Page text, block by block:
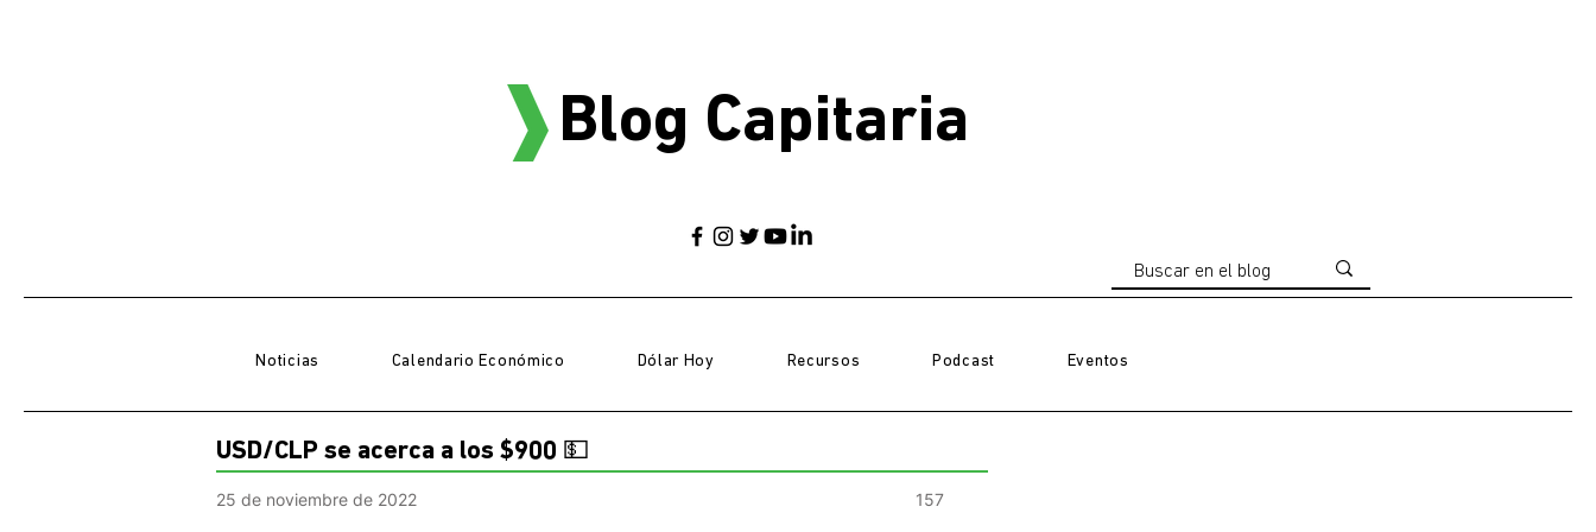
Blog Capitaria
Noticias Calendario Económico Dólar Hoy Recursos Podcast Eventos
USD/CLP se acerca a los $900 💵
25 de noviembre de 2022 157